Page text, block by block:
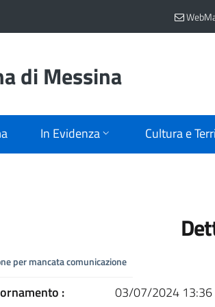
di Messina
In Evidenza Cultura e
per mancata comunicazione
:
03/07/2024 13:36